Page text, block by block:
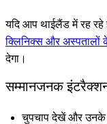
यदि आप थाईलैंड में रह रहे
क्लिनिक्स और अस्पतालों
देगा।
सम्मानजनक
चुपचाप देखें और उनके